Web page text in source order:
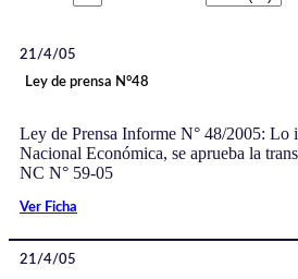
21/4/05
Ley de prensa N°48
Ley de Prensa Informe N° 48/2005: Lo
Nacional Económica, se aprueba la
NC N° 59-05
Ver Ficha
21/4/05